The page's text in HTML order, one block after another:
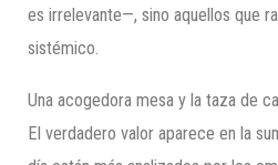
es irrelevante—, sino aquellos que
sistémico.
Una acogedora mesa y la taza de
El verdadero valor aparece en la